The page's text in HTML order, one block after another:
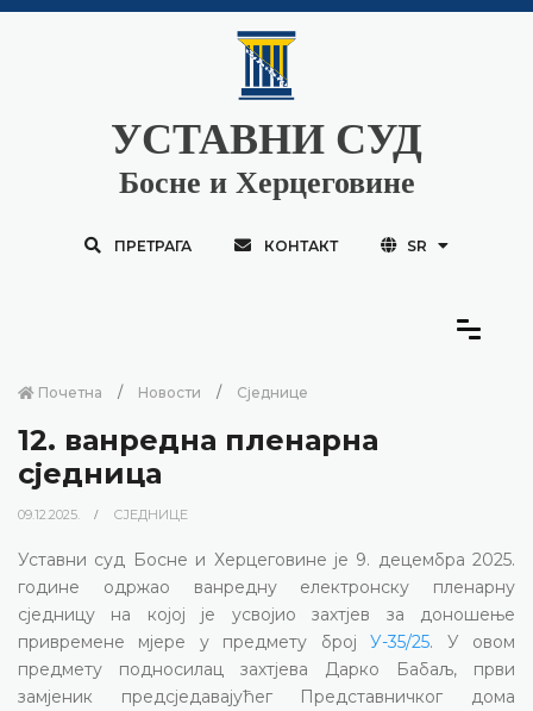
УСТАВНИ СУД
Босне и Херцеговине
ПРЕТРАГА КОНТАКТ SR
Почетна Новости Сједнице
12. ванредна пленарна
сједница
09.12.2025. СЈЕДНИЦЕ
Уставни суд Босне и Херцеговине је 9. децембра 2025.
године одржао ванредну електронску пленарну
сједницу на којој је усвојио захтјев за доношење
привремене мјере у предмету бројУ-35/25. У овом
предмету подносилац захтјева Дарко Бабаљ, први
замјеник предсједавајућег Представничког дома